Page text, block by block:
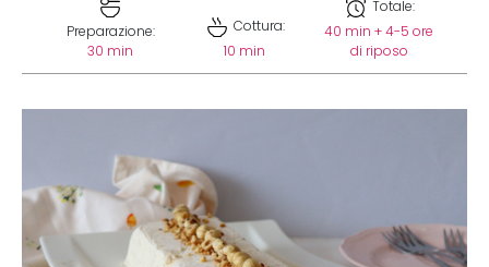
Preparazione:
30 min
Cottura:
10 min
Totale:
40 min + 4-5 ore
di riposo